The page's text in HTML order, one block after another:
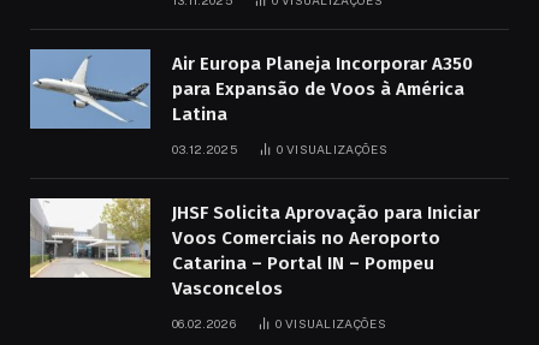
Air Europa Planeja Incorporar A350
para Expansão de Voos à América
Latina
03.12.2025 0 VISUALIZAÇÕES
JHSF Solicita Aprovação para Iniciar
Voos Comerciais no Aeroporto
Catarina – Portal IN – Pompeu
Vasconcelos
06.02.2026 0 VISUALIZAÇÕES